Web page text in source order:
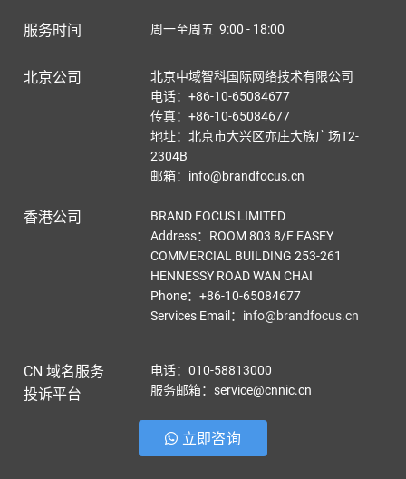
服务时间 周一至周五 9:00 - 18:00
北京公司
北京中域智科国际网络技术有限公司
电话：+86-10-65084677
传真：+86-10-65084677
地址：北京市大兴区亦庄大族广场T2-
2304B
邮箱：info@brandfocus.cn
香港公司
BRAND FOCUS LIMITED
Address：ROOM 803 8/F EASEY
COMMERCIAL BUILDING 253-261
HENNESSY ROAD WAN CHAI
Phone：+86-10-65084677
Services Email ： info@brandfocus.cn
CN 域名服务
投诉平台
电话：010-58813000
服务邮箱：service@cnnic.cn
立即咨询